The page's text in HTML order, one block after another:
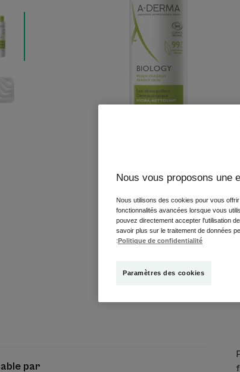
par
Nous vous proposons une
Nous utilisons des cookies pour vous
fonctionnalités avancées lorsque vous
pouvez directement accepter l'utilisation
savoir plus sur le traitement de données
: Politique de confidentialité
Paramètres des cookies